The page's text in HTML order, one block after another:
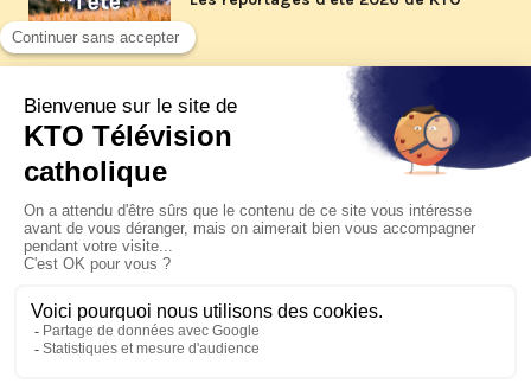
La visite pastorale du pape Léon
XIV à Assise à suivre sur KTO le
jeudi 6 août
Le pape en Uruguay, Argentine et
Pérou du 6 au 17 novembre 2026
© KTO 2026 —Contact